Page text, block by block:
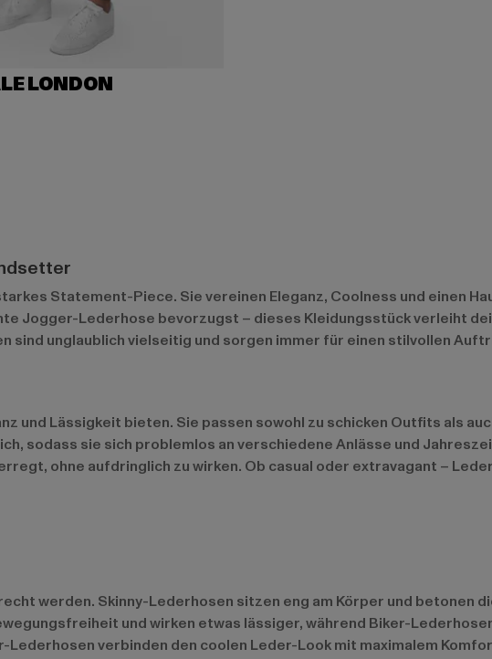
LONDON
33,24 EUR
Statement-Piece. Sie vereinen Eleganz, Coolness und einen
Jogger-Lederhose bevorzugst – dieses Kleidungsstück verleiht
sind unglaublich vielseitig und sorgen immer für einen stilvollen
und Lässigkeit bieten. Sie passen sowohl zu schicken Outfits als
sodass sie sich problemlos an verschiedene Anlässe und
ohne aufdringlich zu wirken. Ob casual oder extravagant –
werden. Skinny-Lederhosen sitzen eng am Körper und betonen
und wirken etwas lässiger, während Biker-
verbinden den coolen Leder-Look mit maximalem